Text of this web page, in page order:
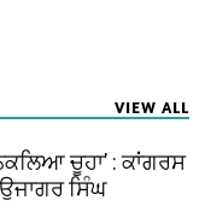
VIEW ALL
ਚੂਹਾ’ : ਕਾਂਗਰਸ
ਉਜਾਗਰ ਸਿੰਘ